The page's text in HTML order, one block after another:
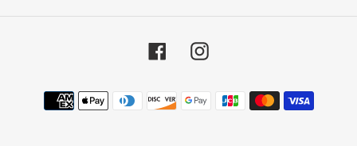
FacebookInstagram
Zahlungsmittel